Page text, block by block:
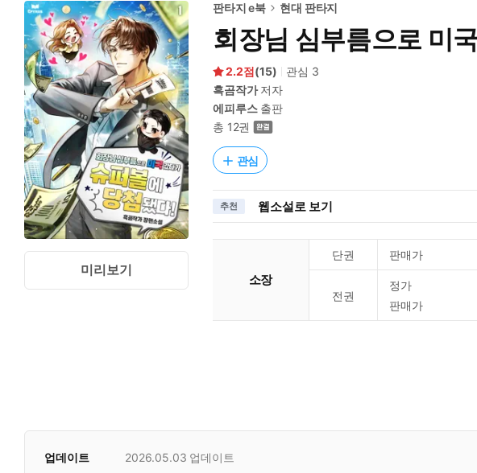
미리보기
판타지 e북 현대 판타지
회장님 심부름으로 미
2.2 (15) 관심 3
흑곰작가저자
에피루스출판
총 12권
관심
추천 웹소설로 보기
소장
단권 판매가
전권
정가
판매가
업데이트 2026.05.03 업데이트